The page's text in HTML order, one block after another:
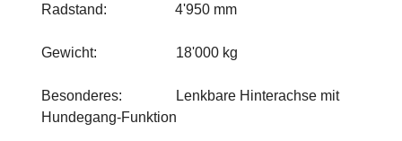
Radstand: 4'950 mm
Gewicht: 18'000 kg
Besonderes: Lenkbare Hinterachse mit
Hundegang-Funktion